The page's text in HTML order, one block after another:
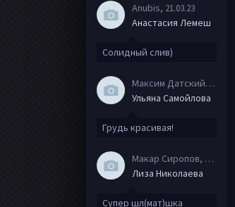
Anubis, 21.03.23
Анастасия Лемеш
Солидный слив)
Максим Датский
, 15.08.20
Ульяна Самойлова
Грудь красивая!
Макар Сиропов, 08.08.20
Лиза Николаева
Супер шл(мат)шка